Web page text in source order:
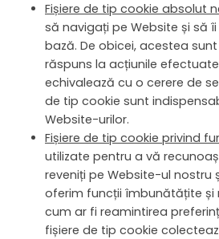
Fișiere de tip cookie absolut
să navigați pe Website și să
bază. De obicei, acestea
răspuns la acțiunile
echivalează cu o cerere de
de tip cookie sunt
Website-urilor.
Fișiere de tip cookie privind
utilizate pentru a vă
reveniți pe Website-ul nostru
oferim funcții îmbunătățite și
cum ar fi reamintirea
fișiere de tip cookie